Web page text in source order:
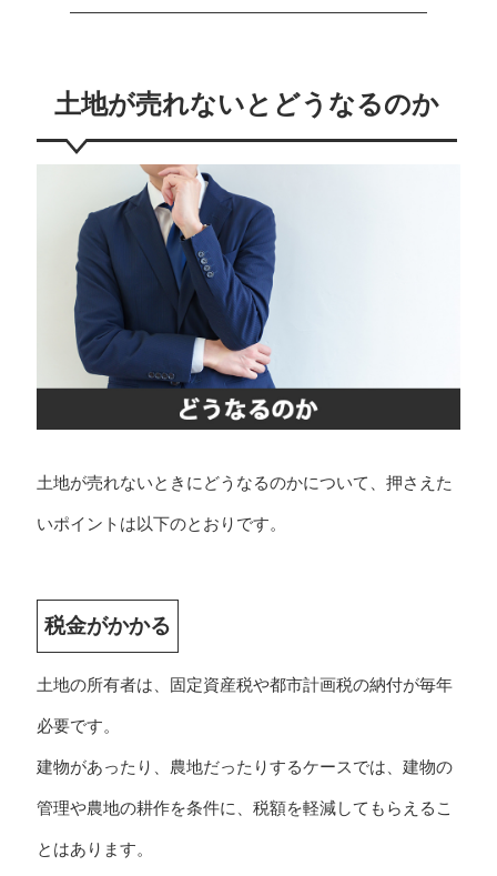
土地が売れないとどうなるのか
土地が売れないときにどうなるのかについて、押さえた
いポイントは以下のとおりです。
税金がかかる
土地の所有者は、固定資産税や都市計画税の納付が毎年
必要です。
建物があったり、農地だったりするケースでは、建物の
管理や農地の耕作を条件に、税額を軽減してもらえるこ
とはあります。